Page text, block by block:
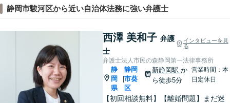
静岡市駿河区から近い自治体法務に強い弁護士
西澤 美和子 弁護
士
インタビューを見
る
弁護士法人市民の森静岡第一法律事務所
静
岡
県
静岡
市葵
区
新静岡駅 か
ら徒歩5分
営業時間：本
日定休日
【初回相談無料】【離婚問題】まだ迷